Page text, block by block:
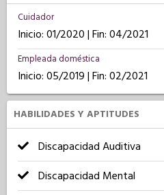
Cuidador
Inicio: 01/2020 | Fin: 04/2021
Empleada doméstica
Inicio: 05/2019 | Fin: 02/2021
HABILIDADES Y APTITUDES
Discapacidad Auditiva
Discapacidad Mental